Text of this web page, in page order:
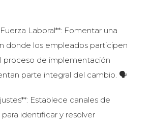
Laboral**: Fomentar una
donde los empleados participen
proceso de implementación
parte integral del cambio. 🗣️
Establece canales de
identificar y resolver